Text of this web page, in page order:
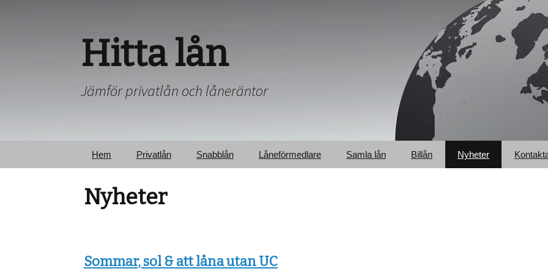
Hitta lån
Jämför privatlån och låneräntor
Hem Privatlån Snabblån Låneförmedlare Samla lån Billån Nyheter
Nyheter
Sommar, sol & att låna utan UC